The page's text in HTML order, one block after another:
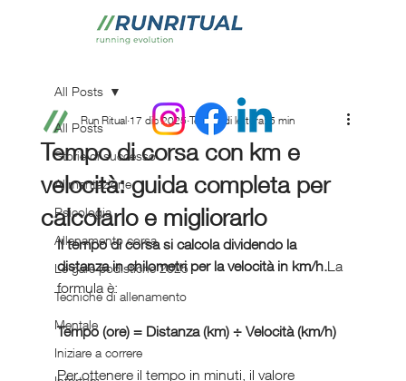
All Posts
Storie di successo
Alimentazione
Psicologia
Allenamento corsa
Le gare podistiche 2025
Tecniche di allenamento
Mentale
Iniziare a correre
All Posts
Tempo di corsa con km e
velocità: guida completa per
calcolarlo e migliorarlo
Run Ritual 17 dic 2025 Tempo di lettura: 5 min
Il tempo di corsa si calcola dividendo la
distanza in chilometri per la velocità in km/h.La
formula è:
Tempo (ore) = Distanza (km) ÷ Velocità (km/h)
Per ottenere il tempo in minuti, il valore